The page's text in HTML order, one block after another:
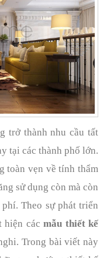
trở thành nhu cầu tất
tại các thành phố lớn.
toàn vẹn về tính thẩm
sử dụng còn mà còn
Theo sự phát triển
hiện các mẫu thiết kế
Trong bài viết này